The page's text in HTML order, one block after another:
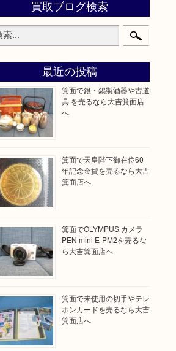
買取ブログ検索
最近の投稿
箕面で銀・錫製酒器や古道
具 を売るなら大吉箕面店
へ
箕面で天皇陛下御在位60
年記念金貨を売るなら大吉
箕面店へ
箕面でOLYMPUS カメラ
PEN mini E-PM2を売るな
ら大吉箕面店へ
箕面で未使用の切手やテレ
ホンカードを売るなら大吉
箕面店へ